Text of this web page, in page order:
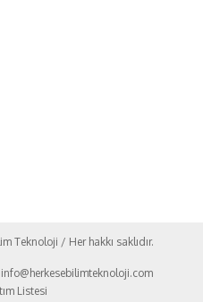
Teknoloji / Her hakkı saklıdır.
Listesi